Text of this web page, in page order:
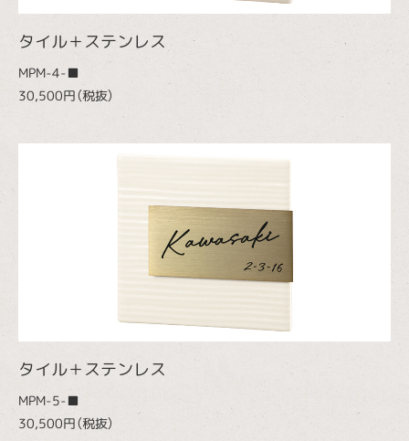
タイル＋ステンレス
MPM-4-■
30,500円（税抜）
タイル＋ステンレス
MPM-5-■
30,500円（税抜）